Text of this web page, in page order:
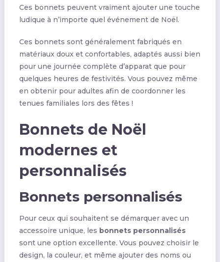
Ces bonnets peuvent vraiment ajouter une touche
ludique à n’importe quel événement de Noël.
Ces bonnets sont généralement fabriqués en
matériaux doux et confortables, adaptés aussi bien
pour une journée complète d’apparat que pour
quelques heures de festivités. Vous pouvez même
en obtenir pour adultes afin de coordonner les
tenues familiales lors des fêtes !
Bonnets de Noël
modernes et
personnalisés
Bonnets personnalisés
Pour ceux qui souhaitent se démarquer avec un
accessoire unique, les bonnets personnalisés
sont une option excellente. Vous pouvez choisir le
design, la couleur, et même ajouter des noms ou